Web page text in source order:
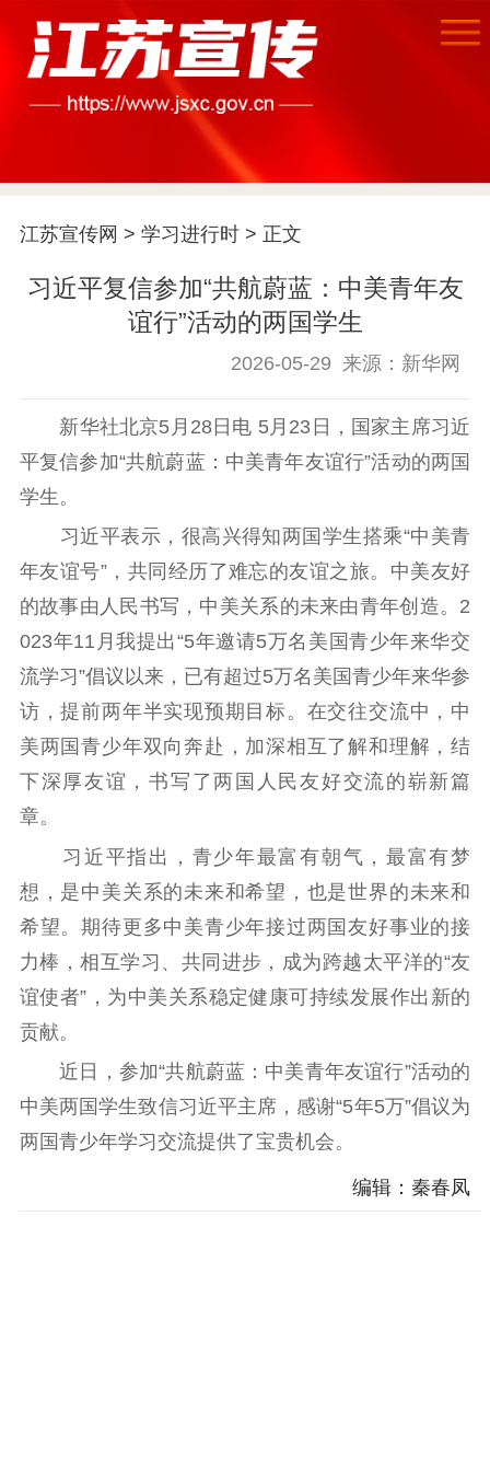
首页
江苏要闻
公示公告
通知公告 信息公开制度
信息公开指南
信息公开年度报
政策法规
理论武装
哲学社科
社科强省 工作通知
成果集萃
江苏文脉
资料下载
新闻宣传
主题宣传 对外宣传
新闻发布
记者之家
品牌栏目
文化文艺
精品生产 文化惠民
文化传承
文化交流
体制改革
文化产业
紫金文化艺术节
品牌活动 紫艺舞台
精神文明
文明创建 文明实践
文明培育
先进典型
社会宣传
全民国防教育
江苏宣传网 > 学习进行时> 正文
习近平复信参加“共航蔚蓝：中美青年友
谊行”活动的两国学生
2026-05-29 来源：新华网
新华社北京5月28日电 5月23日，国家主席习近
平复信参加“共航蔚蓝：中美青年友谊行”活动的两国
学生。
习近平表示，很高兴得知两国学生搭乘“中美青
年友谊号”，共同经历了难忘的友谊之旅。中美友好
的故事由人民书写，中美关系的未来由青年创造。2
023年11月我提出“5年邀请5万名美国青少年来华交
流学习”倡议以来，已有超过5万名美国青少年来华参
访，提前两年半实现预期目标。在交往交流中，中
美两国青少年双向奔赴，加深相互了解和理解，结
下深厚友谊，书写了两国人民友好交流的崭新篇
章。
习近平指出，青少年最富有朝气，最富有梦
想，是中美关系的未来和希望，也是世界的未来和
希望。期待更多中美青少年接过两国友好事业的接
力棒，相互学习、共同进步，成为跨越太平洋的“友
谊使者”，为中美关系稳定健康可持续发展作出新的
贡献。
近日，参加“共航蔚蓝：中美青年友谊行”活动的
中美两国学生致信习近平主席，感谢“5年5万”倡议为
两国青少年学习交流提供了宝贵机会。
编辑：秦春凤